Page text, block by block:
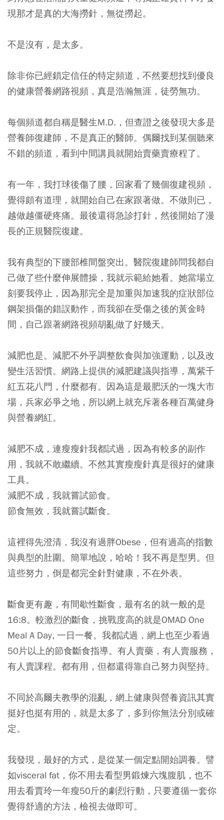
現那才是真的大海撈針，無從撈起。
不是沒有，是太多。
除非你已經鎖定信任的特定頻道，不然要想找到優良
的健康營養網路視頻，真是浩瀚無涯，徒勞無功。
每個頻道都自稱是醫生M.D.，但查證之後發現大多是
營養師復建師，不是真正的醫師。偶爾找到某個聽來
不錯的頻道，看到中間講員就開始賣藥賣療程了。
有一年，我打球後傷了腰，回家看了幾個復建視頻，
覺得頗有道理，就開始自己在家跟著做。不做則已，
越做越僵硬疼痛。最後還得急診打針，然後開始了漫
長的正規醫院復建。
我有典型的下腰部椎間盤突出。醫院復建師問我都自
己做了些什麼伸展體操，我就示範給她看。她當場立
刻要我停止，因為那完全是加重與加速我的症狀部位
鋼架損傷的錯誤動作，而我卻在受傷之後的黃金時
間，自己跟著網路視頻胡亂做了好幾天。
減肥也是。減肥不外乎調整飲食與加強運動，以及改
變生活習慣。網路上提供的減肥建議與指導，萬紫千
紅五花八門，什麼都有。因為這是最肥沃的一塊大市
場，兵家必爭之地，所以網上就充斥著各種百萬健身
與營養網紅。
減肥不成，連瘦瘦針我都試過，因為有較多的副作
用，我就不敢繼續。不然其實瘦瘦針真是很好的健康
工具。
減肥不成，我就嘗試節食。
節食無效，我就嘗試斷食。
這裡得先澄清，我沒有過胖Obese，但有過高的指數
與典型的肚圍。簡單地說，哈哈！我不再是型男。但
這些努力，倒是都完全針對健康，不在外表。
斷食更有趣，有間歇性斷食，最有名的就一般的是
16:8。較激烈的斷食，挑戰度高的就是OMAD One
Meal A Day, 一日一餐。我都試過，網上也至少看過
50片以上的節食斷食指導。有人賣藥，有人賣服務，
有人賣課程。都有用，但都還得靠自己努力與堅持。
不同於高爾夫教學的混亂，網上健康與營養資訊其實
挺好也挺有用的，就是太多了，多到你無法分別或確
定。
我發現，最好的方式，是從某一個定點開始調養。譬
如visceral fat，你不用去看型男鍛煉六塊腹肌，也不
用去看賈玲一年瘦50斤的劇烈行動，只要遵循一套你
覺得舒適的方法，檢視去做即可。